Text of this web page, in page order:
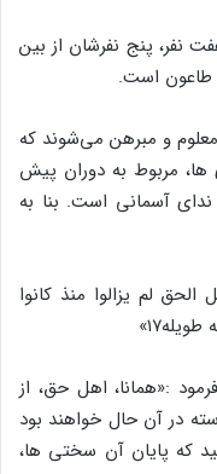
نفر، پنج نفرشان از بین
طاعون است.
و مبرهن می‌شوند که
مربوط به دوران پیش
ندای آسمانی است. بنا به
لم یزالوا منذ کانوا
:«همانا، اهل حق، از
در آن حال خواهند بود
که پایان آن سختی ها،